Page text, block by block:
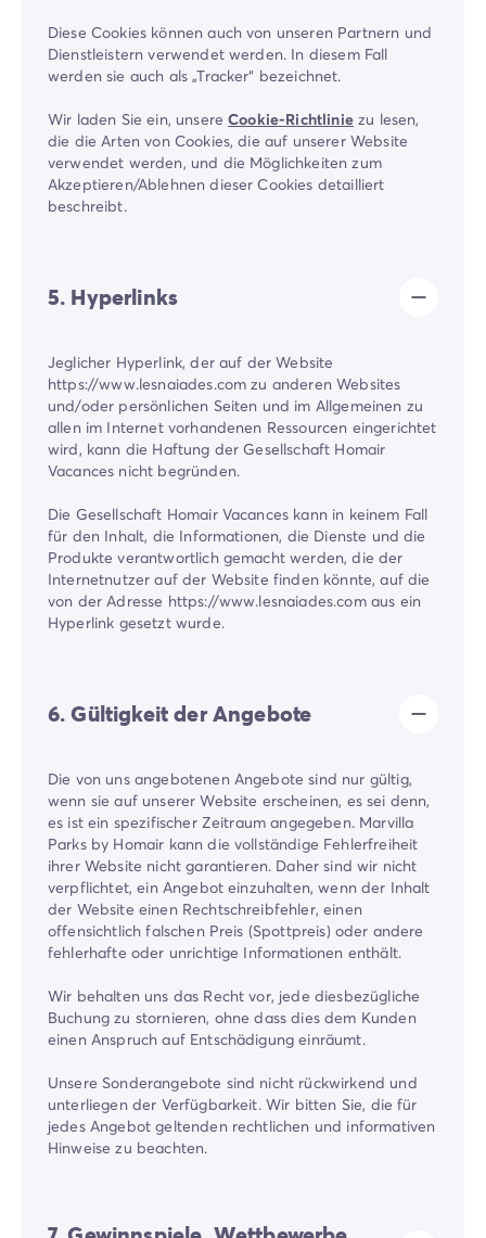
Diese Cookies können auch von unseren Partnern und
Dienstleistern verwendet werden. In diesem Fall
werden sie auch als „Tracker“ bezeichnet.
Wir laden Sie ein, unsereCookie-Richtliniezu lesen,
die die Arten von Cookies, die auf unserer Website
verwendet werden, und die Möglichkeiten zum
Akzeptieren/Ablehnen dieser Cookies detailliert
beschreibt.
5. Hyperlinks
Jeglicher Hyperlink, der auf der Website
https://www.lesnaiades.com zu anderen Websites
und/oder persönlichen Seiten und im Allgemeinen zu
allen im Internet vorhandenen Ressourcen eingerichtet
wird, kann die Haftung der Gesellschaft Homair
Vacances nicht begründen.
Die Gesellschaft Homair Vacances kann in keinem Fall
für den Inhalt, die Informationen, die Dienste und die
Produkte verantwortlich gemacht werden, die der
Internetnutzer auf der Website finden könnte, auf die
von der Adresse https://www.lesnaiades.com aus ein
Hyperlink gesetzt wurde.
6. Gültigkeit der Angebote
Die von uns angebotenen Angebote sind nur gültig,
wenn sie auf unserer Website erscheinen, es sei denn,
es ist ein spezifischer Zeitraum angegeben. Marvilla
Parks by Homair kann die vollständige Fehlerfreiheit
ihrer Website nicht garantieren. Daher sind wir nicht
verpflichtet, ein Angebot einzuhalten, wenn der Inhalt
der Website einen Rechtschreibfehler, einen
offensichtlich falschen Preis (Spottpreis) oder andere
fehlerhafte oder unrichtige Informationen enthält.
Wir behalten uns das Recht vor, jede diesbezügliche
Buchung zu stornieren, ohne dass dies dem Kunden
einen Anspruch auf Entschädigung einräumt.
Unsere Sonderangebote sind nicht rückwirkend und
unterliegen der Verfügbarkeit. Wir bitten Sie, die für
jedes Angebot geltenden rechtlichen und informativen
Hinweise zu beachten.